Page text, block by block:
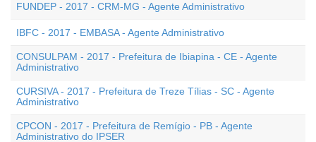
FUNDEP - 2017 - CRM-MG - Agente Administrativo
IBFC - 2017 - EMBASA - Agente Administrativo
CONSULPAM - 2017 - Prefeitura de Ibiapina - CE - Agente
Administrativo
CURSIVA - 2017 - Prefeitura de Treze Tílias - SC - Agente
Administrativo
CPCON - 2017 - Prefeitura de Remígio - PB - Agente
Administrativo do IPSER